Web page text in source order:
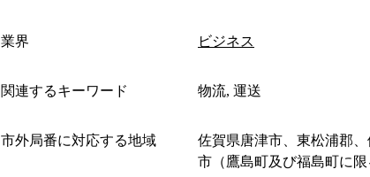
業界 ビジネス
関連するキーワード 物流, 運送
市外局番に対応する地域
佐賀県唐津市、東松浦郡
市（鷹島町及び福島町に